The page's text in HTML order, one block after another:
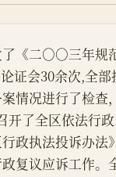
了《二○○三年规
证会30余次,全
情况进行了检查
开了全区依法行
政执法投诉办法
复议应诉工作。